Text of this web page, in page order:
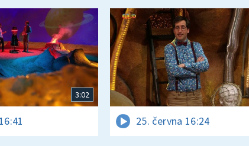
3:02
25. června 16:24